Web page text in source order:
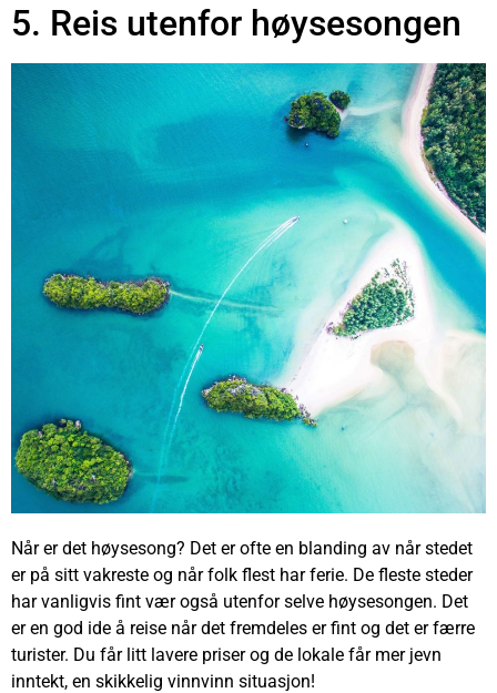
5. Reis utenfor høysesongen
Når er det høysesong? Det er ofte en blanding av når stedet
er på sitt vakreste og når folk flest har ferie. De fleste steder
har vanligvis fint vær også utenfor selve høysesongen. Det
er en god ide å reise når det fremdeles er fint og det er færre
turister. Du får litt lavere priser og de lokale får mer jevn
inntekt, en skikkelig vinnvinn situasjon!